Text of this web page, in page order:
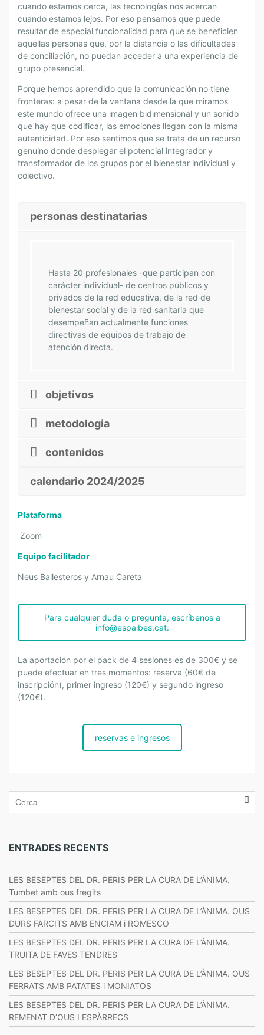
E
C
T
I
V
S
E
N
L
I
N
E
cuando estamos cerca, las tecnologías nos acercan
cuando estamos lejos. Por eso pensamos que puede
resultar de especial funcionalidad para que se beneficien
aquellas personas que, por la distancia o las dificultades
de conciliación, no puedan acceder a una experiencia de
grupo presencial.
Porque hemos aprendido que la comunicación no tiene
fronteras: a pesar de la ventana desde la que miramos
este mundo ofrece una imagen bidimensional y un sonido
que hay que codificar, las emociones llegan con la misma
autenticidad. Por eso sentimos que se trata de un recurso
genuino donde desplegar el potencial integrador y
transformador de los grupos por el bienestar individual y
colectivo.
personas destinatarias
Hasta 20 profesionales -que participan con
carácter individual- de centros públicos y
privados de la red educativa, de la red de
bienestar social y de la red sanitaria que
desempeñan actualmente funciones
directivas de equipos de trabajo de
atención directa.
objetivos
metodologia
contenidos
calendario 2024/2025
Plataforma
Zoom
Equipo facilitador
Neus Ballesteros y Arnau Careta
Para cualquier duda o pregunta, escríbenos a
info@espaibes.cat.
La aportación por el pack de 4 sesiones es de 300€ y se
puede efectuar en tres momentos: reserva (60€ de
inscripción), primer ingreso (120€) y segundo ingreso
(120€).
reservas e ingresos
ENTRADES RECENTS
LES BESEPTES DEL DR. PERIS PER LA CURA DE L’ÀNIMA.
Tumbet amb ous fregits
LES BESEPTES DEL DR. PERIS PER LA CURA DE L’ÀNIMA. OUS
DURS FARCITS AMB ENCIAM i ROMESCO
LES BESEPTES DEL DR. PERIS PER LA CURA DE L’ÀNIMA.
TRUITA DE FAVES TENDRES
LES BESEPTES DEL DR. PERIS PER LA CURA DE L’ÀNIMA. OUS
FERRATS AMB PATATES i MONIATOS
LES BESEPTES DEL DR. PERIS PER LA CURA DE L’ÀNIMA.
REMENAT D’OUS I ESPÀRRECS